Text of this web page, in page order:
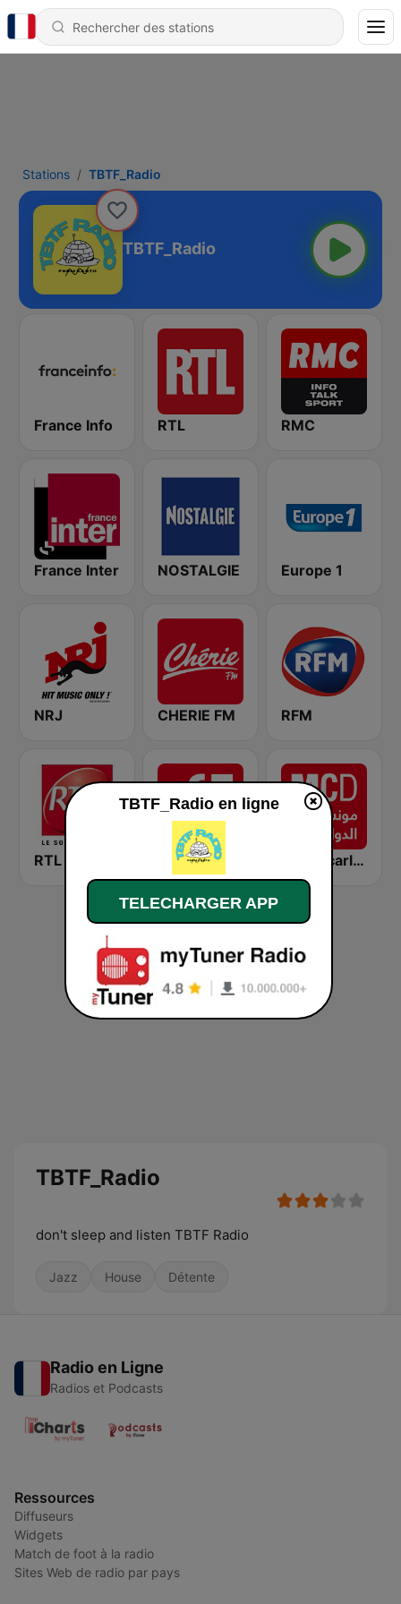
Stations TBTF_Radio
TBTF_Radio
France Info RTL RMC
France Inter NOSTALGIE Europe 1
NRJ CHERIE FM RFM
RTL 2 RFI Monde Montecarlo al doualiya (مونت كارلو الدولية)
TBTF_Radio
don't sleep and listen TBTF Radio
Jazz House Détente
Radio en Ligne
Radios et Podcasts
Ressources
Diffuseurs
Widgets
Match de foot à la radio
Sites Web de radio par pays
TBTF_Radio en ligne
TELECHARGER APP